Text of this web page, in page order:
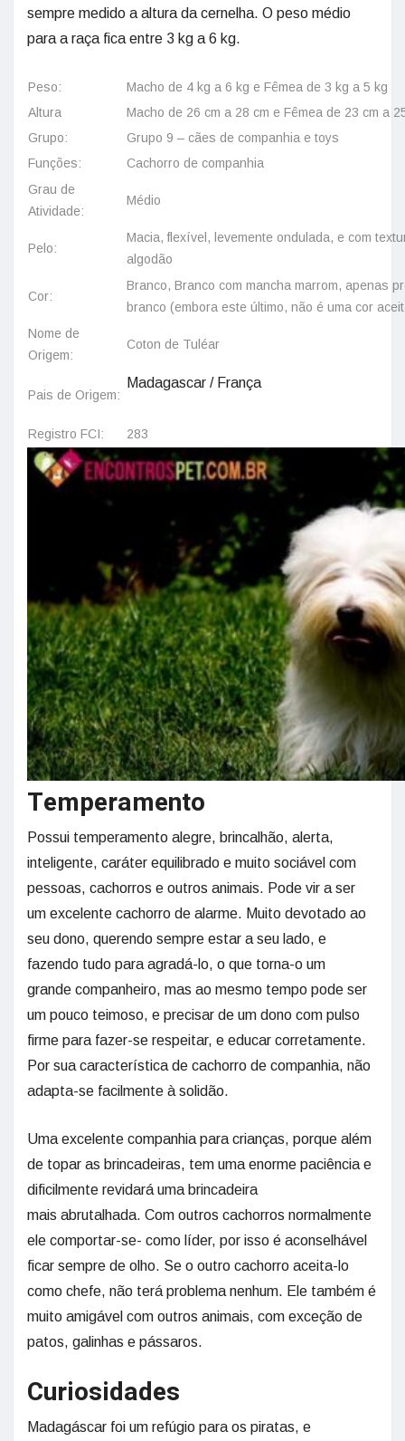
sempre medido a altura da cernelha. O peso médio
para a raça fica entre 3 kg a 6 kg.
Peso:
Macho de 4 kg a 6 kg e Fêmea de 3 kg a 5 kg
Altura
Macho de 26 cm a 28 cm e Fêmea de 23 cm a
Grupo:
Grupo 9 – cães de companhia e toys
Funções:
Cachorro de companhia
Grau de
Atividade:
Médio
Pelo:
Macia, flexível, levemente ondulada, e com
algodão
Cor:
Branco, Branco com mancha marrom, apenas
branco (embora este último, não é uma cor
Nome de
Origem:
Coton de Tuléar
Pais de Origem:
Madagascar / França
Registro FCI: 283
Temperamento
Possui temperamento alegre, brincalhão, alerta,
inteligente, caráter equilibrado e muito sociável com
pessoas, cachorros e outros animais. Pode vir a ser
um excelente cachorro de alarme. Muito devotado ao
seu dono, querendo sempre estar a seu lado, e
fazendo tudo para agradá-lo, o que torna-o um
grande companheiro, mas ao mesmo tempo pode ser
um pouco teimoso, e precisar de um dono com pulso
firme para fazer-se respeitar, e educar corretamente.
Por sua característica de cachorro de companhia, não
adapta-se facilmente à solidão.
Uma excelente companhia para crianças, porque além
de topar as brincadeiras, tem uma enorme paciência e
dificilmente revidará uma brincadeira
mais abrutalhada. Com outros cachorros normalmente
ele comportar-se- como líder, por isso é aconselhável
ficar sempre de olho. Se o outro cachorro aceita-lo
como chefe, não terá problema nenhum. Ele também é
muito amigável com outros animais, com exceção de
patos, galinhas e pássaros.
Curiosidades
Madagáscar foi um refúgio para os piratas, e